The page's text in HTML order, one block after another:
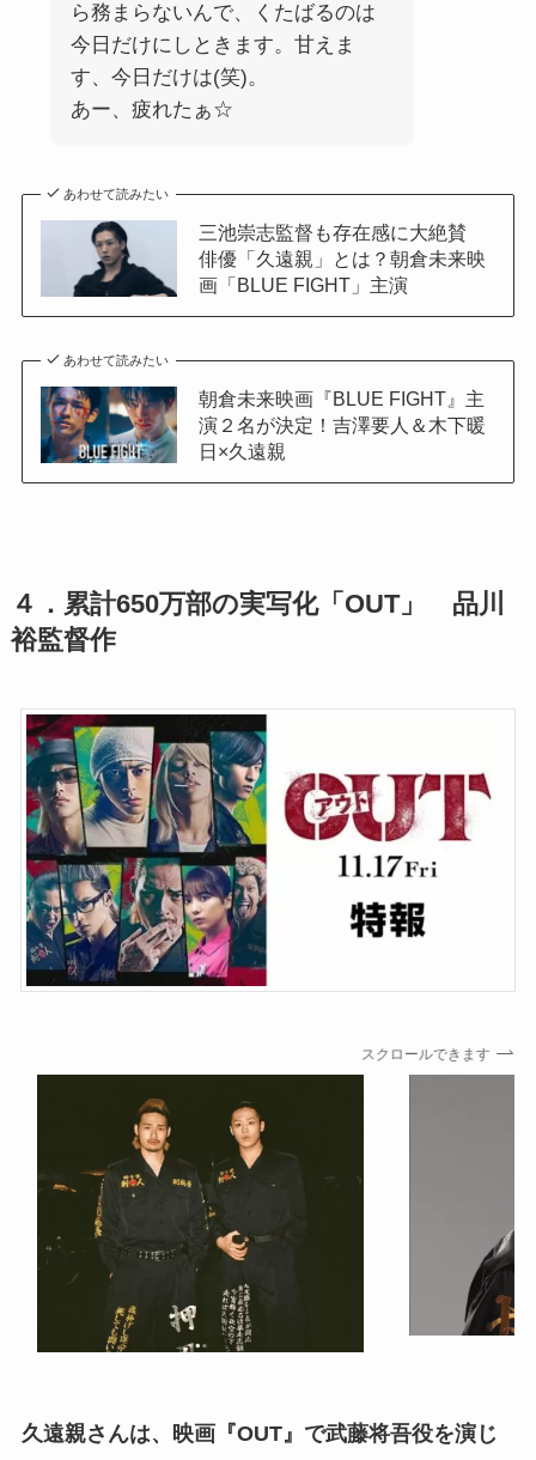
ら務まらないんで、くたばるのは
今日だけにしときます。甘えま
す、今日だけは(笑)。
あー、疲れたぁ☆
あわせて読みたい
三池崇志監督も存在感に大絶賛
俳優「久遠親」とは？朝倉未来映
画「BLUE FIGHT」主演
あわせて読みたい
朝倉未来映画『BLUE FIGHT』主
演２名が決定！吉澤要人＆木下暖
日×久遠親
４．累計650万部の実写化「OUT」 品川
裕監督作
スクロールできます
久遠親さんは、映画『OUT』で武藤将吾役を演じ